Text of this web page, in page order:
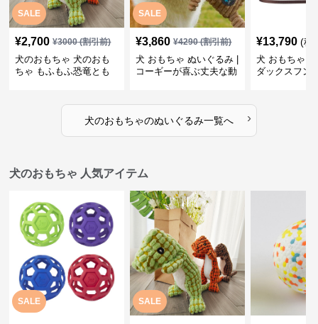
SALE
¥2,700 ¥3000(割引前)
犬のおもちゃ 犬のおも
ちゃ もふもふ恐竜とも
SALE
¥3,860 ¥4290(割引前)
犬 おもちゃ ぬいぐるみ |
コーギーが喜ぶ丈夫な動
¥13,790 (税
犬 おもちゃ
ダックスフン
犬のおもちゃのぬいぐるみ一覧へ ›
犬のおもちゃ 人気アイテム
SALE SALE